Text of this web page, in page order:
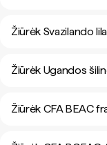
Žiūrėk Svazilando
Žiūrėk Ugandos
Žiūrėk CFA BEAC